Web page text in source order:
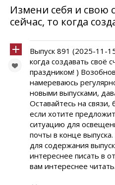
Измени себя и свою
сейчас, то когда
Выпуск 891 (2025-11-
когда создавать своё
праздником! )
намереваюсь
новыми выпусками,
Оставайтесь на связи,
если хотите
ситуацию для
почты в конце
для содержания
интереснее писать в
вам интереснее